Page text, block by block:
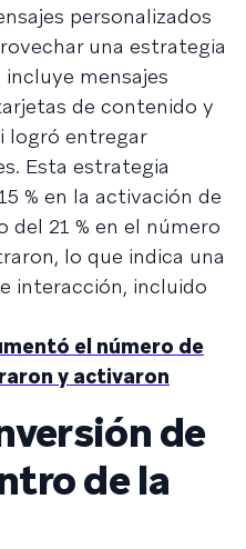
personalizados
una estrategia
mensajes
de contenido y
logró entregar
Esta estrategia
% en la activación de
21 % en el número
lo que indica una
interacción, incluido
el número de
y activaron
de
de la